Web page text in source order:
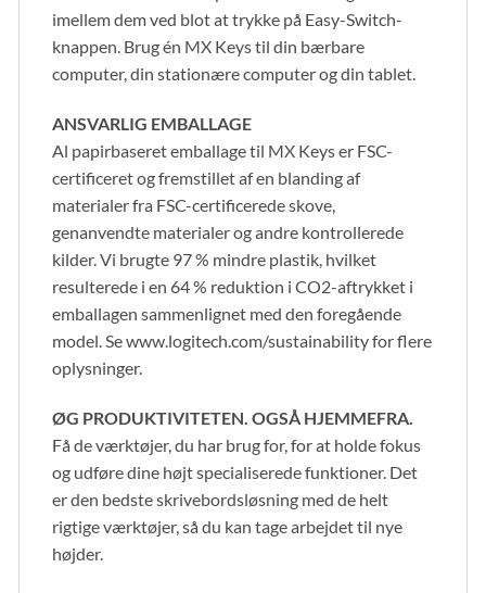
imellem dem ved blot at trykke på Easy-Switch-
knappen. Brug én MX Keys til din bærbare
computer, din stationære computer og din tablet.
ANSVARLIG EMBALLAGE
Al papirbaseret emballage til MX Keys er FSC-
certificeret og fremstillet af en blanding af
materialer fra FSC-certificerede skove,
genanvendte materialer og andre kontrollerede
kilder. Vi brugte 97 % mindre plastik, hvilket
resulterede i en 64 % reduktion i CO2-aftrykket i
emballagen sammenlignet med den foregående
model. Se www.logitech.com/sustainability for flere
oplysninger.
ØG PRODUKTIVITETEN. OGSÅ HJEMMEFRA.
Få de værktøjer, du har brug for, for at holde fokus
og udføre dine højt specialiserede funktioner. Det
er den bedste skrivebordsløsning med de helt
rigtige værktøjer, så du kan tage arbejdet til nye
højder.